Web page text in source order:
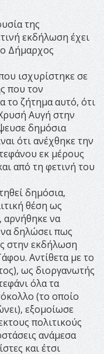
της
εκδήλωση έχει
Δήμαρχος
ισχυρίστηκε σε
που τον
το ζήτημα αυτό, ότι
Αυγή στην
δημόσια
ότι ανέχθηκε την
εκ μέρους
από τη φετινή του
δημόσια,
θέση ως
αρνήθηκε να
δηλώσει πως
στην εκδήλωση
Αντίθετα με το
ως διοργανωτής
όλα τα
(το οποίο
εξομοίωσε
πολιτικούς
ανάμεσα
και έτσι